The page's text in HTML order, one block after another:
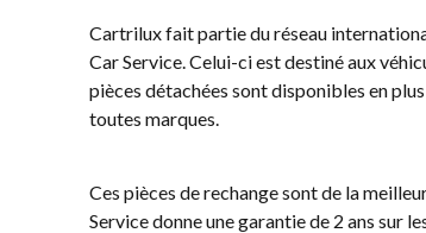
Cartrilux fait partie du réseau
Car Service. Celui-ci est destiné aux
pièces détachées sont disponibles en
toutes marques.
Ces pièces de rechange sont de la
Service donne une garantie de 2 ans sur